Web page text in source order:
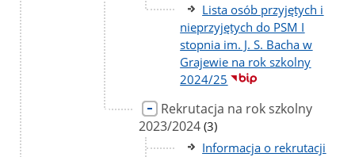
Lista osób przyjętych i
nieprzyjętych do PSM I
stopnia im. J. S. Bacha w
Grajewie na rok szkolny
2024/25
Rekrutacja na rok szkolny
2023/2024 liczba
podstron
(3)
Informacja o rekrutacji